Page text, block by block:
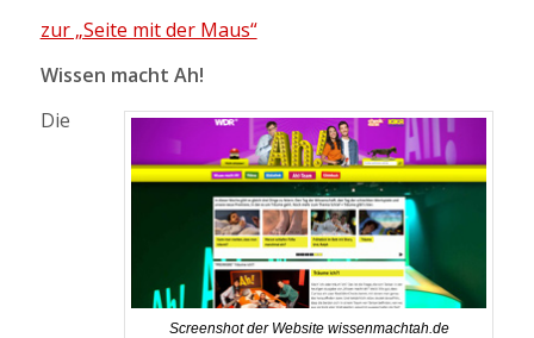
zur „Seite mit der Maus“
Wissen macht Ah!
Screenshot der Website wissenmachtah.de
Die